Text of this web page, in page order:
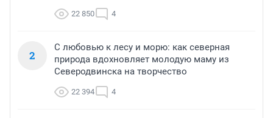
22 850 4
2
С любовью к лесу и морю: как северная
природа вдохновляет молодую маму из
Северодвинска на творчество
22 394 4